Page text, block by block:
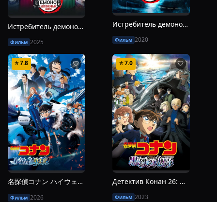
Истребитель демонов: Бесконечный замок
Фильм 2025
Истребитель демонов: Поезд «Бесконечный»
Фильм 2020
⭐7.8 🤍
名探偵コナン ハイウェイの堕天使
Фильм 2026
⭐7.0 🤍
Детектив Конан 26: Железная подводная лодка
Фильм 2023